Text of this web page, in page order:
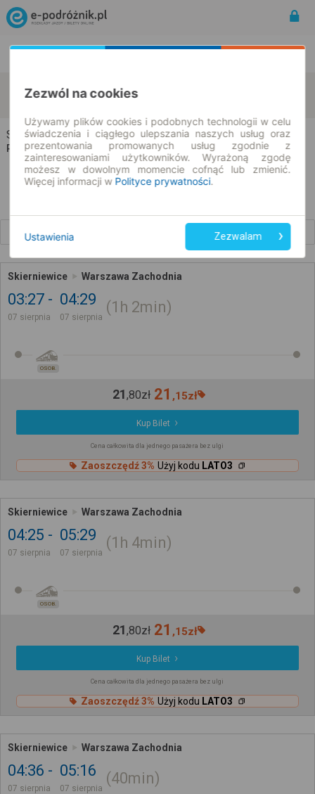
Skierniewice
Warszawa
Skierniewice → Warszawa
Rozkład jazdy i bilety
Skierniewice Warszawa Zachodnia
03:27
07 sierpnia
04:29
07 sierpnia
1h 2min
OSOB.
21,80zł 21 ,15zł
Kup Bilet
Cena całkowita dla jednego pasażera bez ulgi
Zaoszczędź 3% Użyj kodu LATO3
Skierniewice Warszawa Zachodnia
04:25
07 sierpnia
05:29
07 sierpnia
1h 4min
OSOB.
21,80zł 21 ,15zł
Kup Bilet
Cena całkowita dla jednego pasażera bez ulgi
Zaoszczędź 3% Użyj kodu LATO3
Skierniewice Warszawa Zachodnia
04:36
07 sierpnia
05:16
07 sierpnia
40min
Zezwól na cookies
Używamy plików cookies i podobnych technologii w celu
świadczenia i ciągłego ulepszania naszych usług oraz
prezentowania promowanych usług zgodnie z
zainteresowaniami użytkowników. Wyrażoną zgodę
możesz w dowolnym momencie cofnąć lub zmienić.
Więcej informacji w Polityce prywatności.
Ustawienia Zezwalam